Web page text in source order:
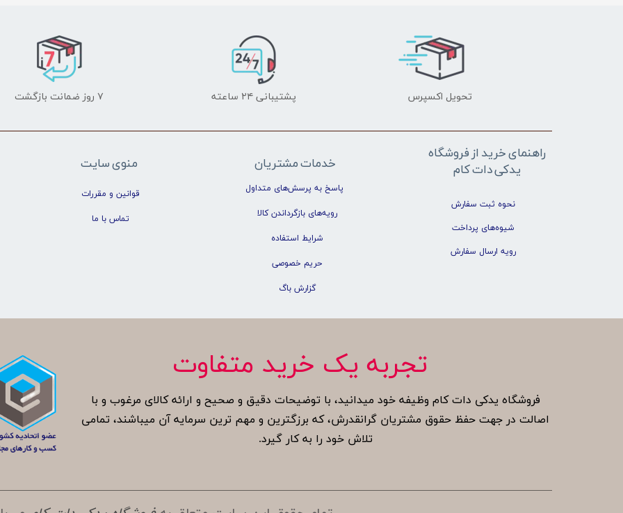
تجربه یک خرید متفاوت
فروشگاه یدکی دات کام وظیفه خود میدانید، با توضیحات دقیق و صحیح و ارائه کالای مرغوب و با
اصالت در جهت حفظ حقوق مشتریان گرانقدرش، که برزگترین و مهم ترین سرمایه آن میباشند، تمامی
تلاش خود را به کار گیرد.
تحویل اکسپرس پشتیبانی ۲۴ ساعته ۷ روز ضمانت بازگشت
راهنمای خرید از فروشگاه
یدکی دات کام
نحوه ثبت سفارش
شیوه‌های پرداخت
رویه ارسال سفارش
خدمات مشتریان
پاسخ به پرسش‌های متداول
رویه‌های بازگرداندن کالا
شرایط استفاده
حریم خصوصی
گزارش باگ
منوی سایت
قوانین و مقررات
تماس با ما